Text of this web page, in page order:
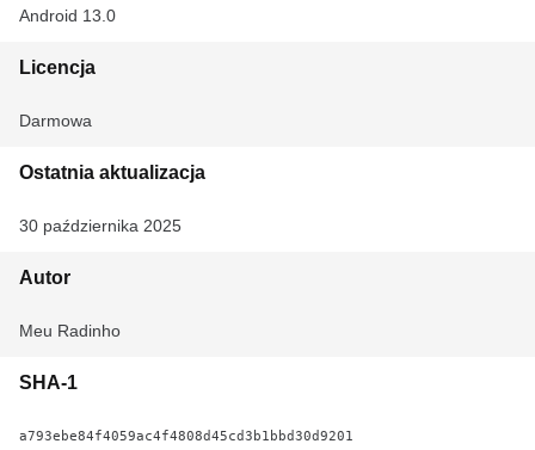
Android 13.0
Licencja
Darmowa
Ostatnia aktualizacja
30 października 2025
Autor
Meu Radinho
SHA-1
a793ebe84f4059ac4f4808d45cd3b1bbd30d9201